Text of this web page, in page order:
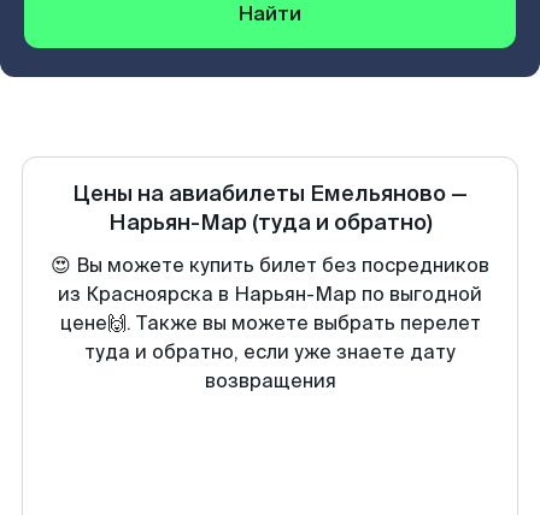
Найти
Цены на авиабилеты Емельяново —
Нарьян-Мар (туда и обратно)
😍 Вы можете купить билет без посредников
из Красноярска в Нарьян-Мар по выгодной
цене🙌. Также вы можете выбрать перелет
туда и обратно, если уже знаете дату
возвращения